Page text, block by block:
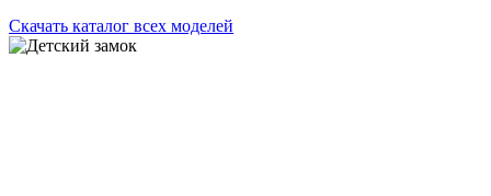
Скачать каталог всех моделей